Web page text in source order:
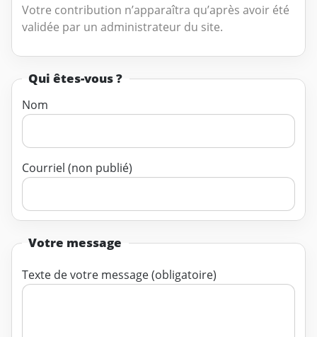
Votre contribution n’apparaîtra qu’après avoir été
validée par un administrateur du site.
Qui êtes-vous ?
Nom
Courriel (non publié)
Votre message
Texte de votre message (obligatoire)